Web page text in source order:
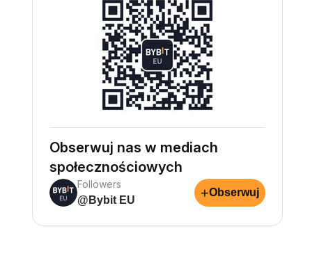
Obserwuj nas w mediach
społecznościowych
Followers
@Bybit EU
+Obserwuj